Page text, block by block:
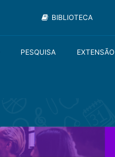
BIBLIOTECA
PESQUISA EXTENSÃO